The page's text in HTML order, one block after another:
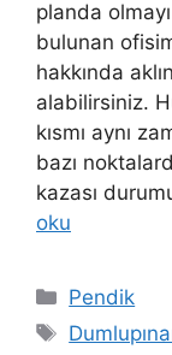
planda
bulunan
hakkında
alabilirsiniz.
kısmı aynı
bazı
kazası
oku
Kategoriler
Pendik
Etiketler